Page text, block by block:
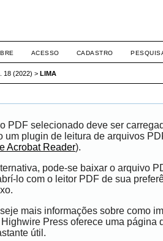
ACESSO CADASTRO
18 (2022) > LIMA
PDF selecionado deve ser
um plugin de leitura de arquivos
Acrobat Reader).
pode-se baixar o arquivo
lo com o leitor PDF de sua
mais informações sobre como
Highwire Press oferece uma página
útil.